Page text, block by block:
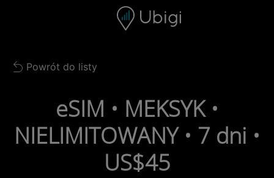
Pasek nawigacyjny Stopka
Back to list
Powrót do listy
eSIM • MEKSYK •
NIELIMITOWANY • 7 dni •
US$45